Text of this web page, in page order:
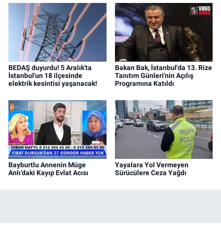
BEDAŞ duyurdu! 5 Aralık'ta
İstanbul'un 18 ilçesinde
elektrik kesintisi yaşanacak!
Bakan Bak, İstanbul'da 13. Rize
Tanıtım Günleri'nin Açılış
Programına Katıldı
Bayburtlu Annenin Müge
Anlı’daki Kayıp Evlat Acısı
Yayalara Yol Vermeyen
Sürücülere Ceza Yağdı